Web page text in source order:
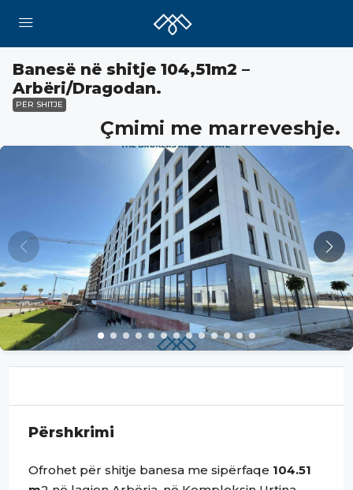
Banesë në shitje 104,51m2 –
Arbëri/Dragodan.
PËR SHITJE
Çmimi me marreveshje.
Përshkrimi
Ofrohet për shitje banesa me sipërfaqe 104.51